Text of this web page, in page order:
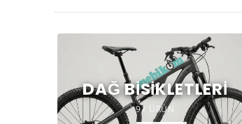
DAĞ BISIKLETLERI
91 ÜRÜN